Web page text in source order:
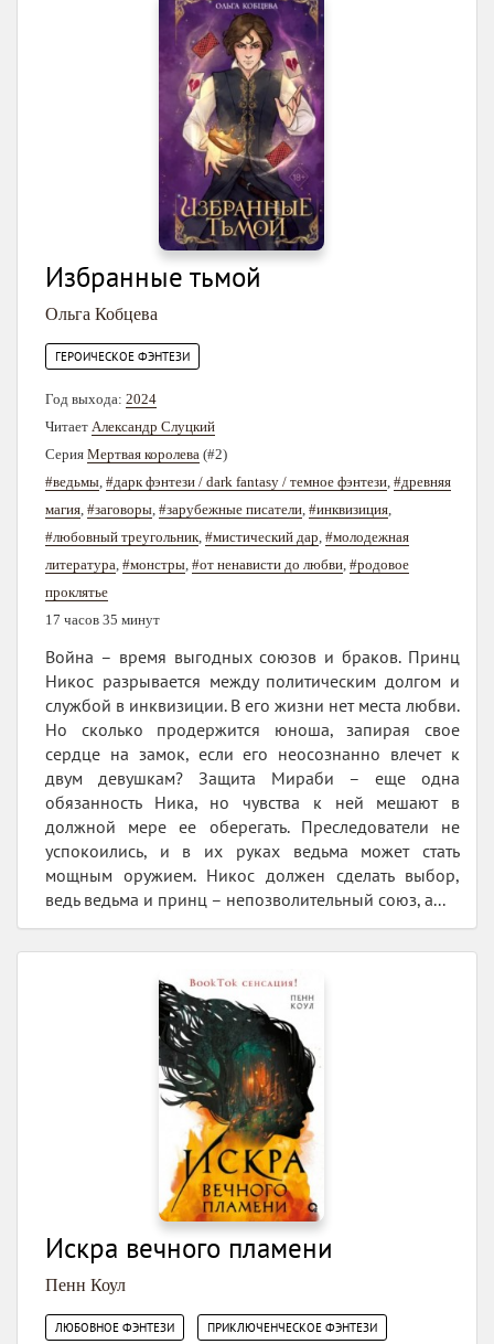
Избранные тьмой
Ольга Кобцева
ГЕРОИЧЕСКОЕ ФЭНТЕЗИ
Год выхода: 2024
Читает Александр Слуцкий
Серия Мертвая королева (#2)
#ведьмы, #дарк фэнтези / dark fantasy / темное фэнтези, #древняя
магия, #заговоры, #зарубежные писатели, #инквизиция,
#любовный треугольник, #мистический дар, #молодежная
литература, #монстры, #от ненависти до любви, #родовое
проклятье
17 часов 35 минут
Война – время выгодных союзов и браков. Принц
Никос разрывается между политическим долгом и
службой в инквизиции. В его жизни нет места любви.
Но сколько продержится юноша, запирая свое
сердце на замок, если его неосознанно влечет к
двум девушкам? Защита Мираби – еще одна
обязанность Ника, но чувства к ней мешают в
должной мере ее оберегать. Преследователи не
успокоились, и в их руках ведьма может стать
мощным оружием. Никос должен сделать выбор,
ведь ведьма и принц – непозволительный союз, а...
Искра вечного пламени
Пенн Коул
ЛЮБОВНОЕ ФЭНТЕЗИ ПРИКЛЮЧЕНЧЕСКОЕ ФЭНТЕЗИ